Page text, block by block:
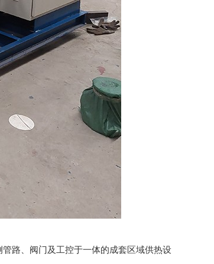
路、阀门及工控于一体的成套区域供热设